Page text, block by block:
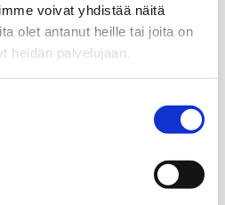
voivat yhdistää näitä
olet antanut heille tai joita on
heidän palvelujaan.